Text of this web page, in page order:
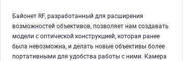
Байонет RF, разработанный для расширения
возможностей объективов, позволяет нам создавать
модели с оптической конструкцией, которая ранее
была невозможна, и делать новые объективы более
портативными для удобства работы с ними. Камера